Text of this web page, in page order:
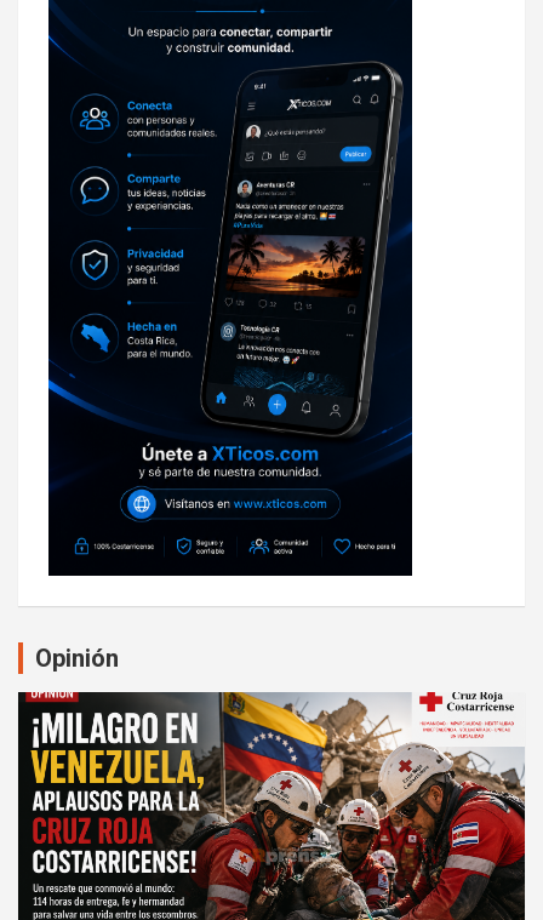
Opinión